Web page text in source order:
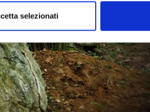
selezionati